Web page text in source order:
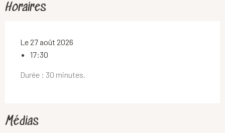
Horaires
Le 27 août 2026
17:30
Durée : 30 minutes.
Médias